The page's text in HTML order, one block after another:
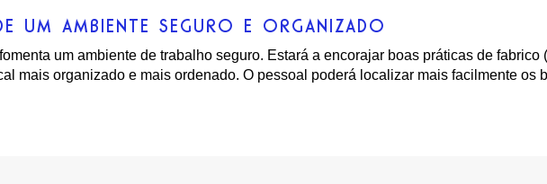
UM AMBIENTE SEGURO E ORGANIZADO
um ambiente de trabalho seguro. Estará a encorajar boas práticas de fabrico
mais organizado e mais ordenado. O pessoal poderá localizar mais facilmente os